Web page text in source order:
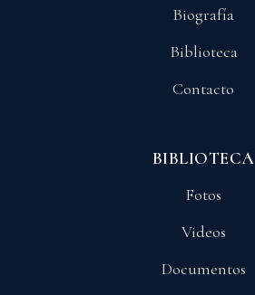
Biografía
Biblioteca
Contacto
BIBLIOTECA
Fotos
Videos
Documentos